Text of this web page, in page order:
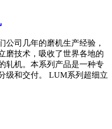
公司几年的磨机生产经验，
磨技术，吸收了世界各地的
轧机。本系列产品是一种专
级和交付。 LUM系列超细立